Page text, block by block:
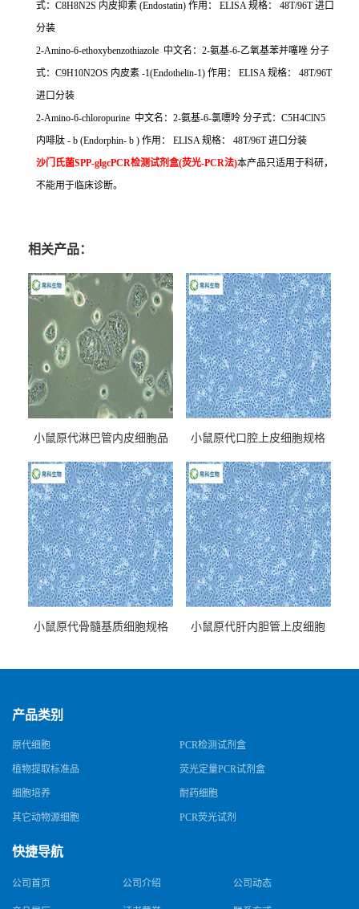
式： C8H8N2S 内皮抑素 (Endostatin) 作用： ELISA规格： 48T/96T进口
分装
2-Amino-6-ethoxybenzothiazole 中文名： 2-氨基-6-乙氧基苯并噻唑 分子
式： C9H10N2OS 内皮素 -1(Endothelin-1) 作用： ELISA规格：
48T/96T
进口分装
2-Amino-6-chloropurine 中文名： 2-氨基-6-氯嘌呤 分子式： C5H4ClN5
内啡肽 - b (Endorphin- b ) 作用： ELISA规格： 48T/96T进口分装
沙门氏菌SPP-glgcPCR检测试剂盒(荧光-PCR法)本产品只适用于科研，
不能用于临床诊断。
相关产品：
小鼠原代淋巴管内皮细胞品
小鼠原代口腔上皮细胞规格
小鼠原代骨髓基质细胞规格
小鼠原代肝内胆管上皮细胞
产品类别
原代细胞 PCR检测试剂盒
植物提取标准品 荧光定量PCR试剂盒
细胞培养 耐药细胞
其它动物源细胞 PCR荧光试剂
快捷导航
公司首页 公司介绍 公司动态